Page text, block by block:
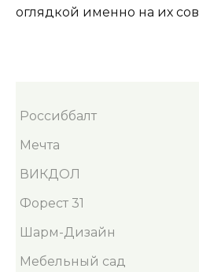
оглядкой именно на их
Россиббалт
Мечта
ВИКДОЛ
Форест 31
Шарм-Дизайн
Мебельный сад